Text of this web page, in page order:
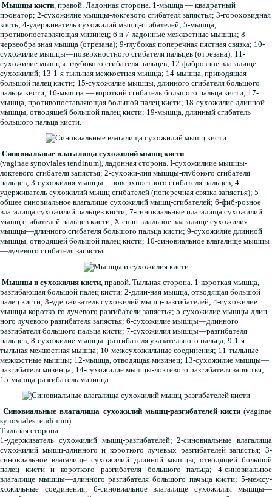
Мышцы кисти, правой. Ладонная сторона. 1-мышца — квадратный
пронатор; 2-сухожилие мышцы-локгевото сгибателя запястья; 3-гороховидная
кость; 4-удерживатель сухожилий мышц-сгибателей; 5-мышца,
противопоставляющая мизинец; 6 и 7-ладонные межкостные мышцы; 8-
червеобра зная мышца (отрезана); 9-глубокая поперечная пястная связка; 10-
сухожилие мышцы—поверхностного сгибателя пальцев (отрезана); 11-
сухожилие мышцы -глубокого сгибателя пальцев; 12-фиброзное влагалище
сухожилий; 13-1-я тыльная межкостная мышца; 14-мышца, приводящая
большой палец кисти; 15-сухожилие мышцы, длинного сгибателя большого
пальца кисти; 16-мышца — короткий сгибатель большого пальца кисти; 17-
мышца, противопоставляющая большой палец кисти; 18-сухожилие длинной
мышцы, отводящей большой палец кисти; 19-мышца, длинный сгибатель
большого пальца кисти.
Синовиальные влагалища сухожилий мышц кисти
(vaginae synoviales tendinum), ладонная сторона. I-сухожилиие мышцы-
локтевого сгибателя запястья; 2-сухожи-лия мышцы-глубокого сгибателя
пальцев; 3-сухожилия мышцы—поверхностного сгибателя пальцев; 4-
удерживатель сухожилий мышц сгибателей (поперечная связка запястья); 5-
обшее синовиальное влагалище сухожилий мышц-сгибателей; 6-фиб-розное
влагалища сухожилий пальцев кисти; 7-синовиальные плагалища сухожилий
мышц сгибателей пальцев кисти; Х-сшю-виальное влагалище сухожилия
мышцы—длинного сгибателя большого пальца кисти; 9-сухожилие длинной
мышцы, отводящей большой палец кисти; 10-синовиальное влагалище мышцы
—лучевого сгибателя запястья.
Мышцы и сухожилия кисти, правой. Тыльная сторона. 1-короткая мышца,
разгибающая большой палец кисти; 2-длин-ная мышца, отводящая большой
палец кисти; 3-удерживатель сухожилий мышц-разгибателей; 4-сухожилие
мышцы-коротко-го лучевого разгибатели запястья; 5-сухожилие мышцы-длин-
ного лучевого разгибателя запястья; 6-сухожилие мышцы—длинного
разгибателя большого пальца кисти; 7-сухожилия мышцы—разгибателя
пальцев; 8-сухожилие мышцы -разгибателя указательного пальца; 9-1-я
тыльная межкостная мышца; 10-межсухожильные соединения; 11-тыльные
межкостные мышцы; 12-мышца, отводящая мизинец; 13-сухожилие мышцы—
разгибателя мизинца; 14-сухожилие мышцы-локтевого разгибателя запястья;
15-мышца-разгибатель мизинца.
Синовиальные влагалища сухожилий мышц-разгибателей кисти(vaginae
synoviales tendinum).
Тыльная сторона.
1-удерживатель сухожилий мышц-разгибателей; 2-синовиальные влагалища
сухожилий мышц-длинного и короткого лучевых разгибателей запястья; 3-
синовиальное влагалище сухожилий длинной мышцы, отводящей большой
палец кисти и короткого разгибателя большого пальца; 4-синовиальное
влагалище мышцы—длинного разгибателя большого пачьца кисти; 5-межсу-
хожильные соединения; 6-синовиальное влагалище сухожилия мышцы—